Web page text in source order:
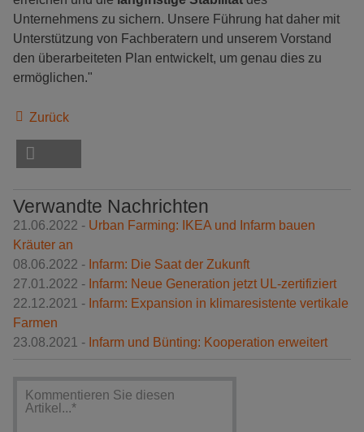
Unternehmens zu sichern. Unsere Führung hat daher mit
Unterstützung von Fachberatern und unserem Vorstand
den überarbeiteten Plan entwickelt, um genau dies zu
ermöglichen."
Zurück
Verwandte Nachrichten
21.06.2022 - Urban Farming: IKEA und Infarm bauen
Kräuter an
08.06.2022 - Infarm: Die Saat der Zukunft
27.01.2022 - Infarm: Neue Generation jetzt UL-zertifiziert
22.12.2021 - Infarm: Expansion in klimaresistente vertikale
Farmen
23.08.2021 - Infarm und Bünting: Kooperation erweitert